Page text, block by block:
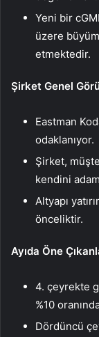
Yeni bir
üzere
etmektedir.
Şirket Genel
Eastman
odaklanıyor.
Şirket,
kendini
Altyapı
önceliktir.
Ayıda Öne
4. çeyrekte
%10
Dördüncü